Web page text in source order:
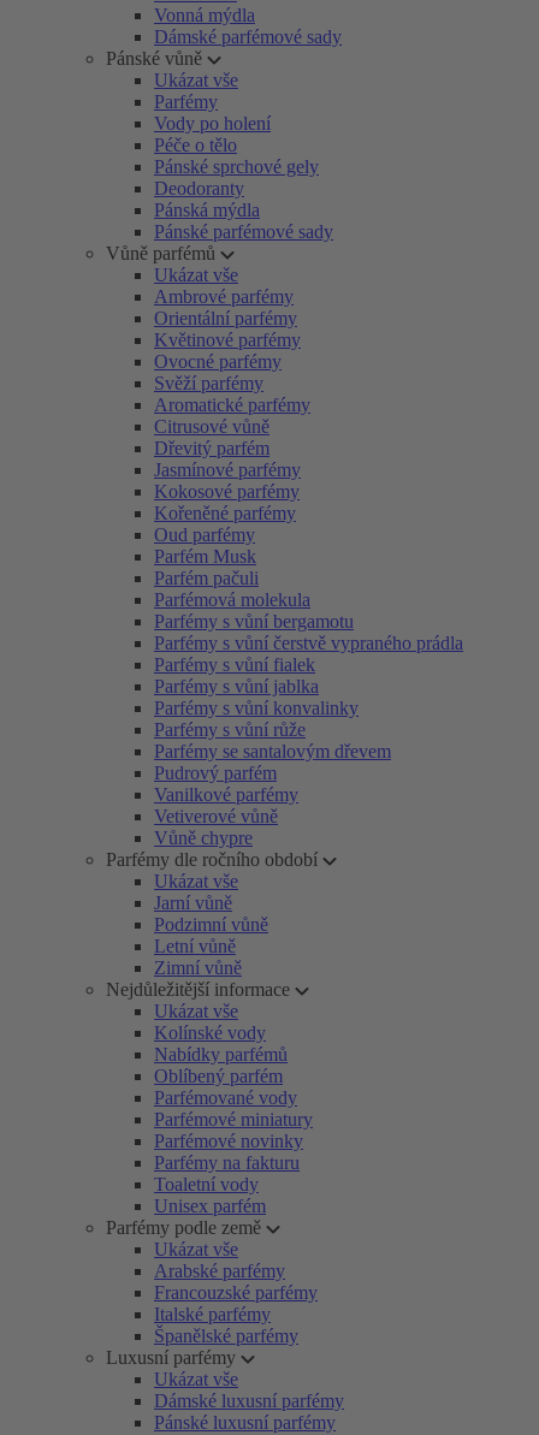
Vonná mýdla
Dámské parfémové sady
Pánské vůně
Ukázat vše
Parfémy
Vody po holení
Péče o tělo
Pánské sprchové gely
Deodoranty
Pánská mýdla
Pánské parfémové sady
Vůně parfémů
Ukázat vše
Ambrové parfémy
Orientální parfémy
Květinové parfémy
Ovocné parfémy
Svěží parfémy
Aromatické parfémy
Citrusové vůně
Dřevitý parfém
Jasmínové parfémy
Kokosové parfémy
Kořeněné parfémy
Oud parfémy
Parfém Musk
Parfém pačuli
Parfémová molekula
Parfémy s vůní bergamotu
Parfémy s vůní čerstvě vypraného prádla
Parfémy s vůní fialek
Parfémy s vůní jablka
Parfémy s vůní konvalinky
Parfémy s vůní růže
Parfémy se santalovým dřevem
Pudrový parfém
Vanilkové parfémy
Vetiverové vůně
Vůně chypre
Parfémy dle ročního období
Ukázat vše
Jarní vůně
Podzimní vůně
Letní vůně
Zimní vůně
Nejdůležitější informace
Ukázat vše
Kolínské vody
Nabídky parfémů
Oblíbený parfém
Parfémované vody
Parfémové miniatury
Parfémové novinky
Parfémy na fakturu
Toaletní vody
Unisex parfém
Parfémy podle země
Ukázat vše
Arabské parfémy
Francouzské parfémy
Italské parfémy
Španělské parfémy
Luxusní parfémy
Ukázat vše
Dámské luxusní parfémy
Pánské luxusní parfémy